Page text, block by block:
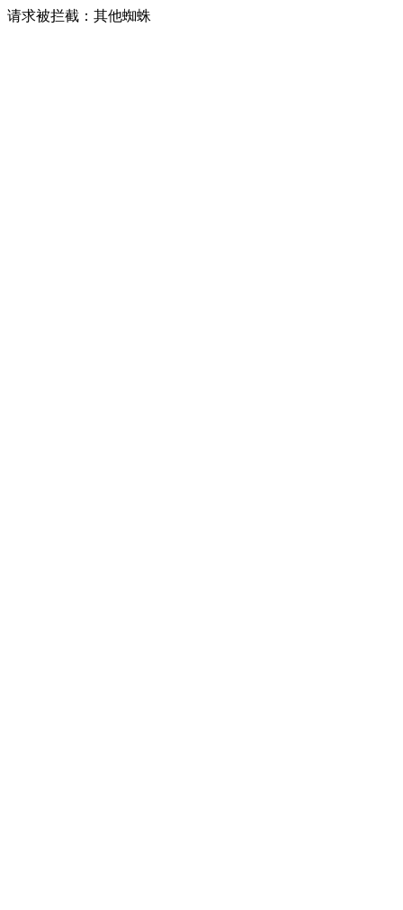
请求被拦截：其他蜘蛛